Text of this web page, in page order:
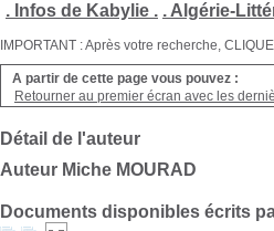
. Infos de Kabylie . . Algérie-
IMPORTANT : Après votre recherche,
A partir de cette page vous pouvez :
Retourner au premier écran avec les
Détail de l'auteur
Auteur Miche MOURAD
Documents disponibles écrits